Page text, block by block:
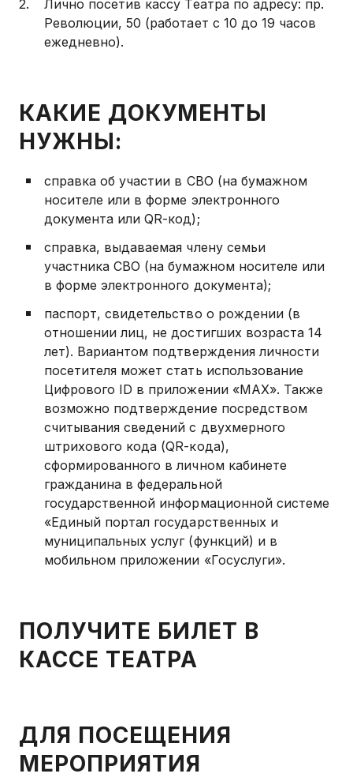
Лично посетив кассу Театра по адресу: пр.
Революции, 50 (работает с 10 до 19 часов
ежедневно).
КАКИЕ ДОКУМЕНТЫ
НУЖНЫ:
справка об участии в СВО (на бумажном
носителе или в форме электронного
документа или QR-код);
справка, выдаваемая члену семьи
участника СВО (на бумажном носителе или
в форме электронного документа);
паспорт, свидетельство о рождении (в
отношении лиц, не достигших возраста 14
лет). Вариантом подтверждения личности
посетителя может стать использование
Цифрового ID в приложении «МАХ». Также
возможно подтверждение посредством
считывания сведений с двухмерного
штрихового кода (QR-кода),
сформированного в личном кабинете
гражданина в федеральной
государственной информационной системе
«Единый портал государственных и
муниципальных услуг (функций) и в
мобильном приложении «Госуслуги».
ПОЛУЧИТЕ БИЛЕТ В
КАССЕ ТЕАТРА
ДЛЯ ПОСЕЩЕНИЯ
МЕРОПРИЯТИЯ